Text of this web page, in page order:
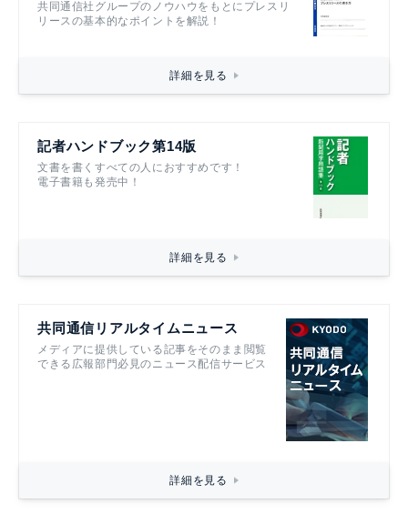
共同通信社グループのノウハウをもとにプレスリ
リースの基本的なポイントを解説！
詳細を見る
記者ハンドブック第14版
文書を書くすべての人におすすめです！
電子書籍も発売中！
詳細を見る
共同通信リアルタイムニュース
メディアに提供している記事をそのまま閲覧
できる広報部門必見のニュース配信サービス
詳細を見る